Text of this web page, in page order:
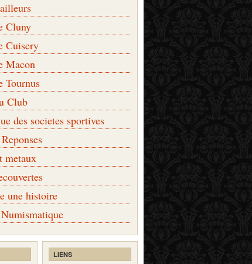
Cluny
Cuisery
Macon
Tournus
Club
des societes sportives
metaux
une histoire
LIENS